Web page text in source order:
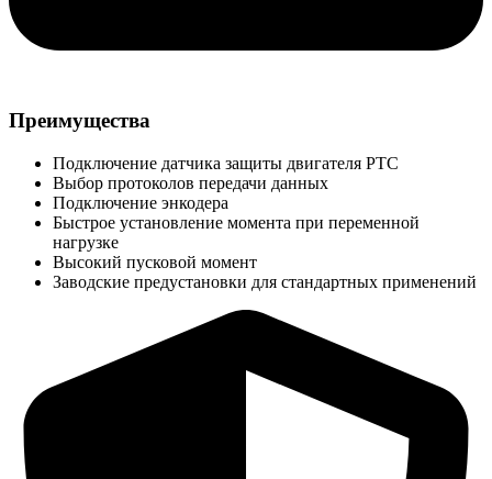
Преимущества
Подключение датчика защиты двигателя РТС
Выбор протоколов передачи данных
Подключение энкодера
Быстрое установление момента при переменной
нагрузке
Высокий пусковой момент
Заводские предустановки для стандартных применений